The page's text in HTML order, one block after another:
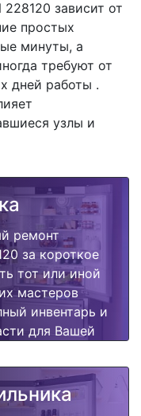
зависит от
простых
минуты, а
требуют от
дней работы .
узлы и
ремонт
за короткое
тот или иной
мастеров
инвентарь и
для Вашей